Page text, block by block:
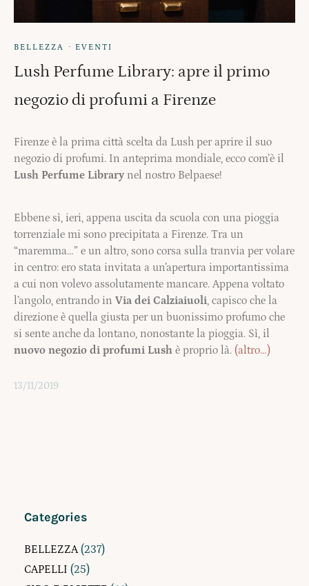
BELLEZZA · EVENTI
Lush Perfume Library: apre il primo
negozio di profumi a Firenze
Firenze è la prima città scelta da Lush per aprire il suo
negozio di profumi. In anteprima mondiale, ecco com’è il
Lush Perfume Library nel nostro Belpaese!
Ebbene sì, ieri, appena uscita da scuola con una pioggia
torrenziale mi sono precipitata a Firenze. Tra un
“maremma…” e un altro, sono corsa sulla tranvia per volare
in centro: ero stata invitata a un’apertura importantissima
a cui non volevo assolutamente mancare. Appena voltato
l’angolo, entrando in Via dei Calziaiuoli, capisco che la
direzione è quella giusta per un buonissimo profumo che
si sente anche da lontano, nonostante la pioggia. Sì, il
nuovo negozio di profumi Lush è proprio là. (altro…)
13/11/2019
Categories
BELLEZZA(237)
CAPELLI (25)